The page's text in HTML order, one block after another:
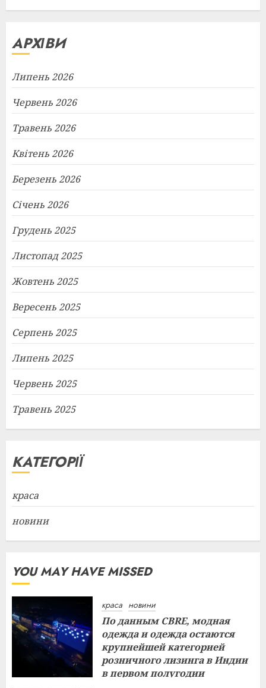
АРХІВИ
Липень 2026
Червень 2026
Травень 2026
Квітень 2026
Березень 2026
Січень 2026
Грудень 2025
Листопад 2025
Жовтень 2025
Вересень 2025
Серпень 2025
Липень 2025
Червень 2025
Травень 2025
КАТЕГОРІЇ
краса
новини
YOU MAY HAVE MISSED
краса новини
По данным CBRE, модная
одежда и одежда остаются
крупнейшей категорией
розничного лизинга в Индии
в первом полугодии